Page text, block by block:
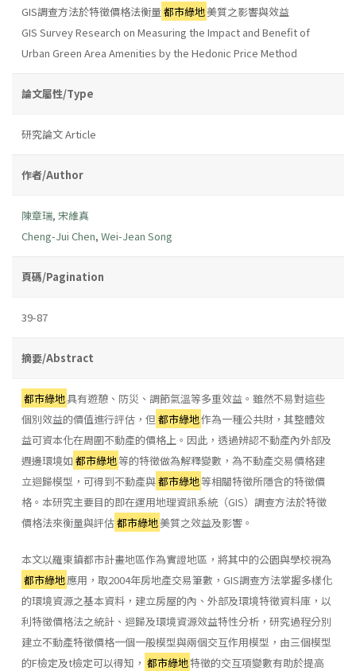
GIS調查方法於特徵價格法衡量都市綠地美質之影響與效益
GIS Survey Research on Measuring the Impact and Benefit of
Urban Green Area Amenities by the Hedonic Price Method
論文屬性/Type
研究論文 Article
作者/Author
陳章瑞, 宋維真
Cheng-Jui Chen, Wei-Jean Song
頁碼/Pagination
39-87
摘要/Abstract
都市綠地具有遊憩、防災、調節氣溫等多重效益。雖然不易對這些
個別效益的價值進行評估，但 都市綠地作為一種公共財，其整體效
益可資本化在周圍不動產的價格上。因此，透過辨認不動產內外部及
週邊環境如 都市綠地等的特徵做為解釋變數，為不動產交易價格建
立迴歸模型，可得到不動產與都市綠地等相關特徵所隱含的特徵價
格。本研究主要目的即在運用地理資訊系統（GIS）調查方法於特徵
價格法來衡量與評估都市綠地美質之效益及影響。
本文以羅東鎮都市計畫地區作為實證地區，將其中的公園與學校視為
都市綠地應用，取2004年房地產交易筆數，GIS調查方法掌握多樣化
的環境資源之基本資料，建立房屋的內、外部及環境特徵資料庫，以
利特徵價格法之統計、迴歸及環境資源效益特性分析，研究過程分別
建立不動產特徵價格一個一般模型與兩個交互作用模型，由三個模型
的F檢定及t檢定可以得知， 都市綠地特徵的交互項變數有助於提高